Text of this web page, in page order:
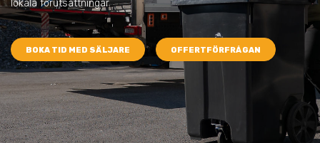
lokala förutsättningar.
BOKA TID MED SÄLJARE OFFERTFÖRFRÅGAN